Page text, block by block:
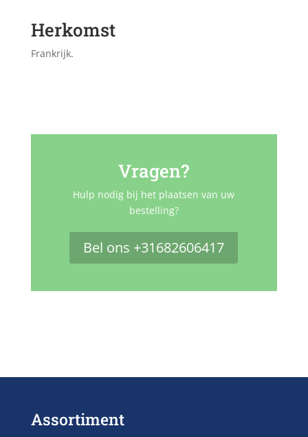
Herkomst
Frankrijk.
Vragen?
Hulp nodig bij het plaatsen van uw
bestelling?
Bel ons +31682606417
Assortiment